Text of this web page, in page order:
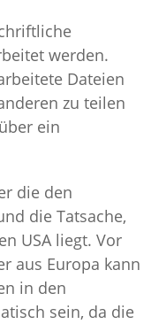
werden.
Dateien
zu teilen
ein
die den
die Tatsache,
USA liegt. Vor
aus Europa kann
in den
sein, da die